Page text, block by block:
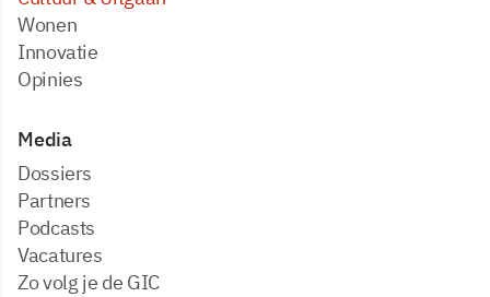
Wonen
Innovatie
Opinies
Media
dossiers
partners
podcasts
vacatures
zo volg je de GIC